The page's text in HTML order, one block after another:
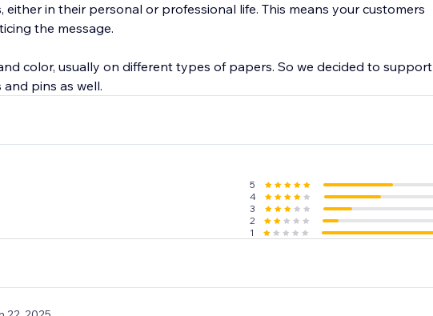
in their personal or professional life. This means your customers
the message.
color, usually on different types of papers. So we decided to support
pins as well.
5
4
3
2
1